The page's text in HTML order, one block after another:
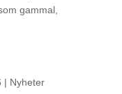
gammal,
| Nyheter